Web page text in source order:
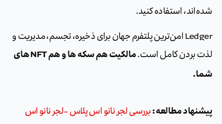
شده‌اند، استفاده کنید.
Ledger امن‌ترین پلتفرم جهان برای ذخیره، تجسم، مدیریت و
لذت بردن کامل است.
مالکیت هم سکه ها و هم NFT های
شما.
پیشنهاد مطالعه : بررسی لجر نانو اس پلاس -لجر نانو اس